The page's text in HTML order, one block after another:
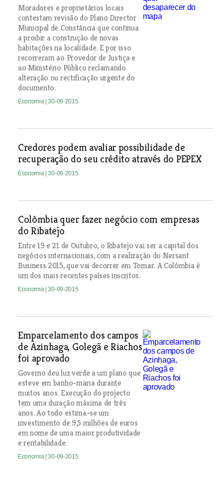
Moradores e proprietários locais
contestam revisão do Plano Director
Municipal de Constância que continua
a proibir a construção de novas
habitações na localidade. E por isso
recorreram ao Provedor de Justiça e
ao Ministério Público reclamando
alteração ou rectificação urgente do
documento.
Economia | 30-09-2015
Credores podem avaliar possibilidade de
recuperação do seu crédito através do PEPEX
Economia | 30-09-2015
Colômbia quer fazer negócio com empresas
do Ribatejo
Entre 19 e 21 de Outubro, o Ribatejo vai ser a capital dos
negócios internacionais, com a realização do Nersant
Business 2015, que vai decorrer em Tomar. A Colômbia é
um dos mais recentes países inscritos.
Economia | 30-09-2015
Emparcelamento dos campos
de Azinhaga, Golegã e Riachos
foi aprovado
Governo deu luz verde a um plano que
esteve em banho-maria durante
muitos anos. Execução do projecto
tem uma duração máxima de três
anos. Ao todo estima-se um
investimento de 9,5 milhões de euros
em nome de uma maior produtividade
e rentabilidade.
Economia | 30-09-2015